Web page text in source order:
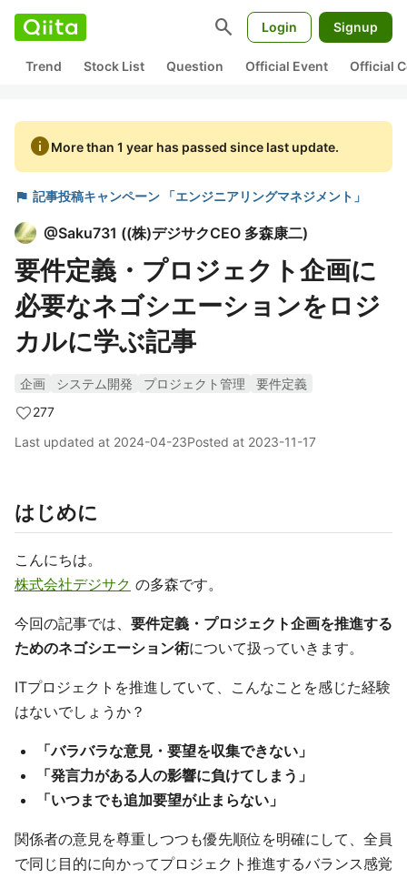
search Login Signup
Trend Stock List Question Official Event Official
infoMore than 1 year has passed since last update.
flag 記事投稿キャンペーン 「エンジニアリングマネジメント」
@Saku731 ((株)デジサクCEO 多森康二)
要件定義・プロジェクト企画に
必要なネゴシエーションをロジ
カルに学ぶ記事
企画 システム開発 プロジェクト管理
要件定義
277
Last updated at 2024-04-23Posted at 2023-11-17
はじめに
こんにちは。
株式会社デジサク の多森です。
今回の記事では、 要件定義・プロジェクト企画を推進する
ためのネゴシエーション術について扱っていきます。
ITプロジェクトを推進していて、こんなことを感じた経験
はないでしょうか？
「バラバラな意見・要望を収集できない」
「発言力がある人の影響に負けてしまう」
「いつまでも追加要望が止まらない」
関係者の意見を尊重しつつも優先順位を明確にして、全員
で同じ目的に向かってプロジェクト推進するバランス感覚